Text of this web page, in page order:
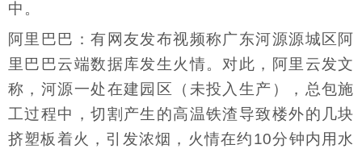
中。
阿里巴巴：有网友发布视频称广东河源源城区阿
里巴巴云端数据库发生火情。对此，阿里云发文
称，河源一处在建园区（未投入生产），总包施
工过程中，切割产生的高温铁渣导致楼外的几块
挤塑板着火，引发浓烟，火情在约10分钟内用水